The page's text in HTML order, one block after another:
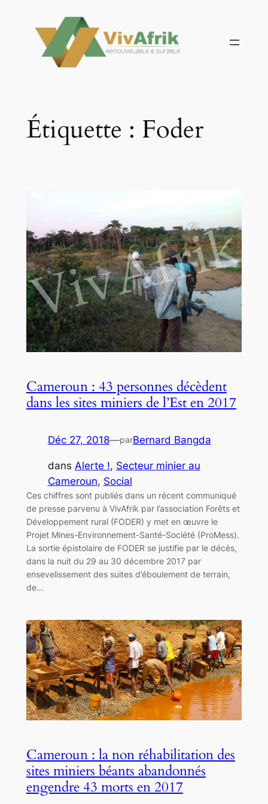
contenu
Étiquette : Foder
Cameroun : 43 personnes décèdent
dans les sites miniers de l’Est en 2017
Déc 27, 2018—parBernard Bangda
dans Alerte !, Secteur minier au
Cameroun, Social
Ces chiffres sont publiés dans un récent communiqué
de presse parvenu à VivAfrik par l’association Forêts et
Développement rural (FODER) y met en œuvre le
Projet Mines-Environnement-Santé-Société (ProMess).
La sortie épistolaire de FODER se justifie par le décès,
dans la nuit du 29 au 30 décembre 2017 par
ensevelissement des suites d’éboulement de terrain,
de…
Cameroun : la non réhabilitation des
sites miniers béants abandonnés
engendre 43 morts en 2017